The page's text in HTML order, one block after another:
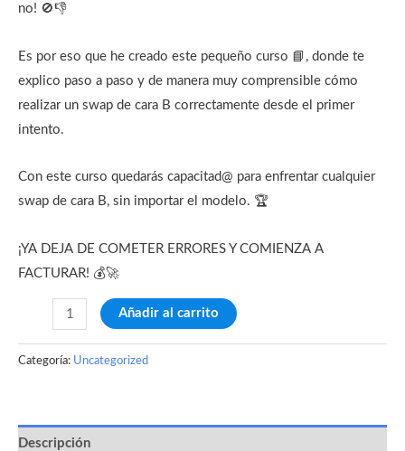
no! 🚫👎
Es por eso que he creado este pequeño curso 📘, donde te
explico paso a paso y de manera muy comprensible cómo
realizar un swap de cara B correctamente desde el primer
intento.
Con este curso quedarás capacitad@ para enfrentar cualquier
swap de cara B, sin importar el modelo. 🏆
¡YA DEJA DE COMETER ERRORES Y COMIENZA A
FACTURAR! 💰🚀
Añadir al carrito
Categoría: Uncategorized
Descripción